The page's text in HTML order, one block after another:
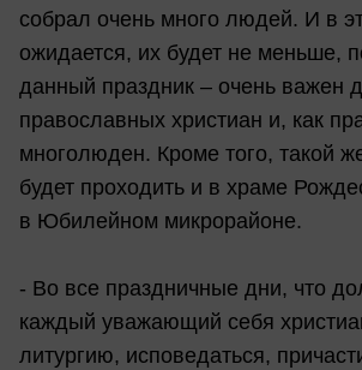
собрал очень много людей. И в
ожидается, их будет не меньше,
данный праздник – очень важен
православных христиан и, как
многолюден. Кроме того, такой
будет проходить и в храме
в Юбилейном микрорайоне.
- Во все праздничные дни, что
каждый уважающий себя
литургию, исповедаться,